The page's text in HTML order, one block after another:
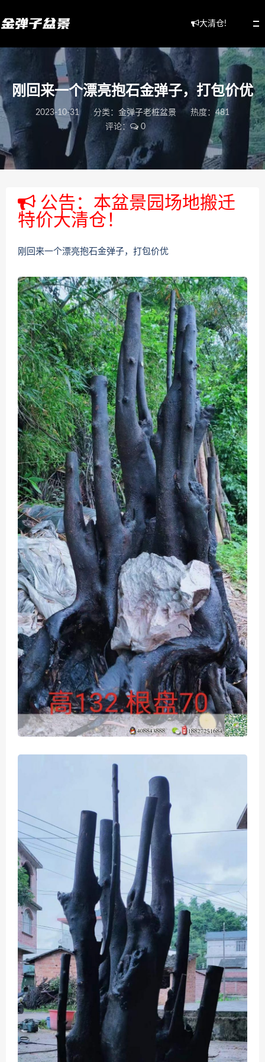
大清仓!
刚回来一个漂亮抱石金弹子，打包价优
2023-10-31 分类： 金弹子老桩盆景
热度：481
评论：
0
公告：本盆景园场地搬迁
特价大清仓！
刚回来一个漂亮抱石金弹子，打包价优